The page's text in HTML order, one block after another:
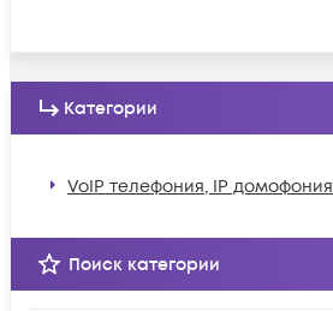
Категории
VoIP телефония, IP домофония
Поиск категории